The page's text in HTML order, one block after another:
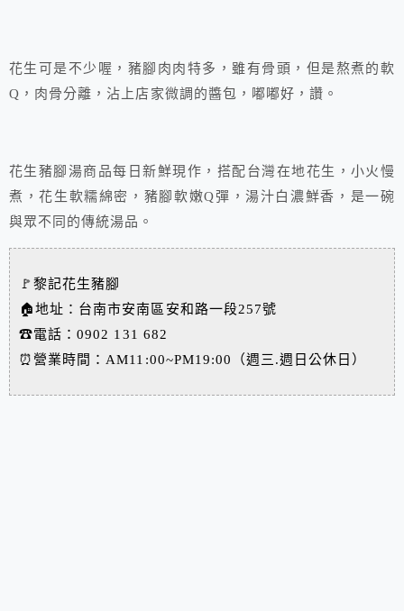
花生可是不少喔，豬腳肉肉特多，雖有骨頭，但是熬煮的軟
Q，肉骨分離，沾上店家微調的醬包，嘟嘟好，讚。
花生豬腳湯商品每日新鮮現作，搭配台灣在地花生，小火慢
煮，花生軟糯綿密，豬腳軟嫩Q彈，湯汁白濃鮮香，是一碗
與眾不同的傳統湯品。
🚩黎記花生豬腳
🏠地址：台南市安南區安和路一段257號
☎電話：0902 131 682
⏰營業時間：AM11:00~PM19:00（週三.週日公休日）